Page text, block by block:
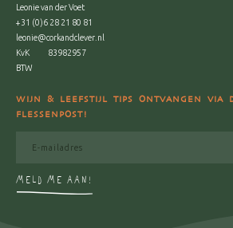
Leonie van der Voet
+31 (0)6 28 21 80 81
leonie@corkandclever.nl
KvK
83982957
BTW
WIJN & LEEFSTIJL TIPS ONTVANGEN VIA
FLESSENPOST!
MELD ME AAN!